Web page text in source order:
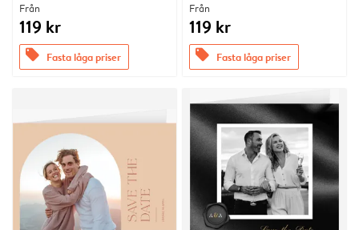
Från
119 kr
offers Fasta låga priser
Från
119 kr
offers Fasta låga priser